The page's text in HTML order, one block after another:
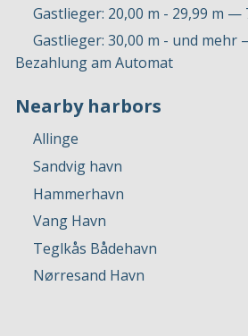
Gastlieger: 20,00 m - 29,99 m —
Gastlieger: 30,00 m - und mehr
Bezahlung am Automat
Nearby harbors
Allinge
Sandvig havn
Hammerhavn
Vang Havn
Teglkås Bådehavn
Nørresand Havn